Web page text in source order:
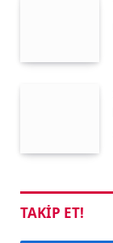
TAKIP ET!